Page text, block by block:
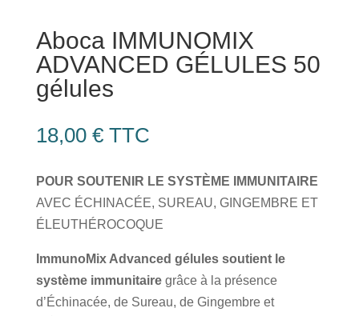
Aboca IMMUNOMIX
ADVANCED GÉLULES 50
gélules
18,00 € TTC
POUR SOUTENIR LE SYSTÈME IMMUNITAIRE
AVEC ÉCHINACÉE, SUREAU, GINGEMBRE ET
ÉLEUTHÉROCOQUE
ImmunoMix Advanced gélules soutient le
système immunitairegrâce à la présence
d’Échinacée, de Sureau, de Gingembre et